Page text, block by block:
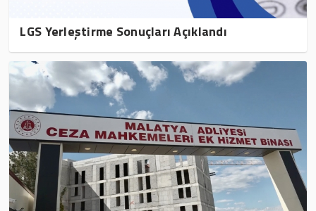
LGS Yerleştirme Sonuçları Açıklandı